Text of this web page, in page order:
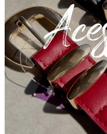
Vestido Lese
Ganhepontos
R$247,90
6x 41,32 sem juros